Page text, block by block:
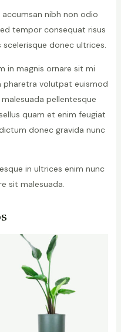
nibh non odio
tempor consequat risus
donec ultrices.
in magnis ornare sit mi
pharetra volutpat euismod
pellentesque
quam et enim feugiat
donec gravida nunc
in ultrices enim nunc
sit malesuada.